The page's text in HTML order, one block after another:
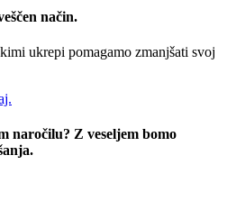
način.
ukrepi pomagamo zmanjšati svoj
naročilu? Z veseljem bomo